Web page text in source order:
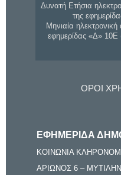
Δυνατή Ετήσια
της
Μηνιαία
εφημερίδας «Δ»
ΟΡΟΙ
ΕΦΗΜΕΡΙΔΑ
ΚΟΙΝΩΝΙΑ
ΑΡΙΩΝΟΣ 6 –